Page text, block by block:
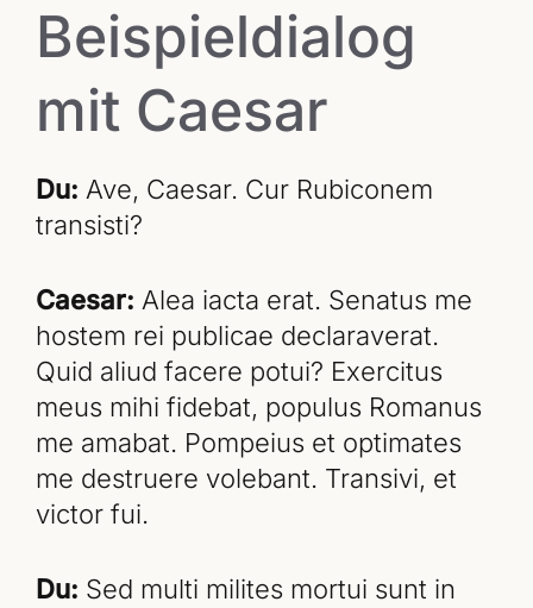
Beispieldialog
mit Caesar
Du: Ave, Caesar. Cur Rubiconem
transisti?
Caesar: Alea iacta erat. Senatus me
hostem rei publicae declaraverat.
Quid aliud facere potui? Exercitus
meus mihi fidebat, populus Romanus
me amabat. Pompeius et optimates
me destruere volebant. Transivi, et
victor fui.
Du: Sed multi milites mortui sunt in